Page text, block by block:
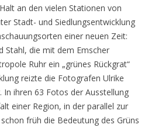
an den vielen Stationen von
Stadt- und Siedlungsentwicklung
einer neuen Zeit:
Stahl, die mit dem Emscher
Ruhr ein „grünes Rückgrat“
reizte die Fotografen Ulrike
In ihren 63 Fotos der Ausstellung
einer Region, in der parallel zur
früh die Bedeutung des Grüns